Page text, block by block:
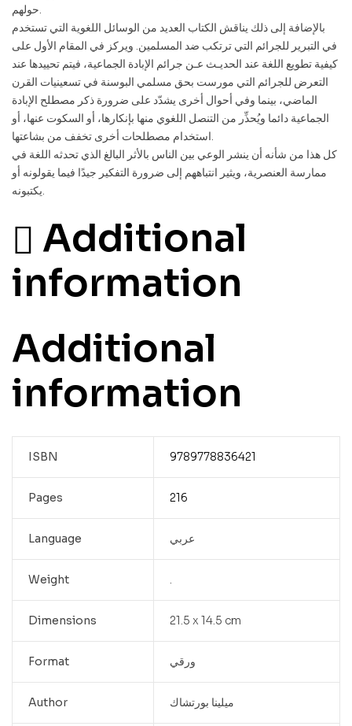
حولهم.
بالإضافة إلى ذلك يناقش الكتاب العديد من الوسائل اللغوية التي تستخدم
في التبرير للجرائم التي ترتكب ضد المسلمين. ويركز في المقام الأول على
كيفية تطويع اللغة عند الحديـث عـن جرائم الإبادة الجماعية، فيتم تحييدها عند
التعرض للجرائم التي مورست بحق مسلمي البوسنة في تسعينيات القرن
الماضي، بينما وفي أحوال أخرى يشدّد على ضرورة ذكر مصطلح الإبادة
الجماعية دائما ويُحذِّر من التنصل اللغوي منها بإنكارها، أو السكوت عنها، أو
استخدام مصطلحات أخرى تخفف من بشاعتها.
كل هذا من شأنه أن ينشر الوعي بين الناس بالأثر البالغ الذي تحدثه اللغة في
ممارسة العنصرية، ويثير انتباههم إلى ضرورة التفكير جيدًا فيما يقولونه أو
يكتبونه.
Additional
information
Additional
information
ISBN 9789778836421
Pages 216
Language عربي
Weight .
Dimensions 21.5 x 14.5 cm
Format ورقي
Author ميلينا بورتشاك